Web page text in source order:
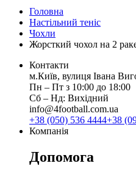
Головна
Настільний теніс
Чохли
Жорсткий чохол на 2
Контакти
м.Київ, вулиця Івана
Пн ‒ Пт з 10:00 до 18:00
Сб ‒ Нд: Вихідний
info@4football.com.ua
+38 (050) 536 4444+38
Компанія
Допомога